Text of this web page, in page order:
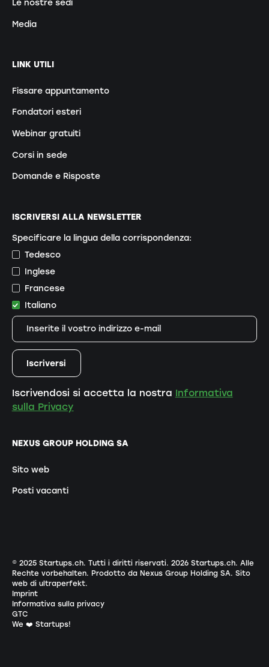
Le nostre sedi
Media
LINK UTILI
Fissare appuntamento
Fondatori esteri
Webinar gratuiti
Corsi in sede
Domande e Risposte
NEXUS GROUP HOLDING SA
Sito web
Posti vacanti
ISCRIVERSI ALLA NEWSLETTER
Specificare la lingua della corrispondenza:
Tedesco
Inglese
Francese
Italiano
Iscrivendosi si accetta la nostra Informativa
sulla Privacy
© 2025 Startups.ch. Tutti i diritti riservati. 2026Startups.ch. Alle
Rechte vorbehalten. Prodotto da Nexus Group Holding SA. Sito
web di ultraperfekt.
Imprint
Informativa sulla privacy
GTC
We ❤️ Startups!